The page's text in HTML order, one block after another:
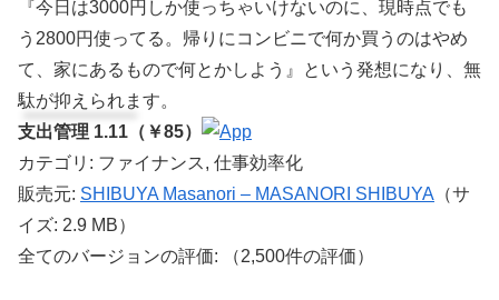
『今日は3000円しか使っちゃいけないのに、現時点でも
う2800円使ってる。帰りにコンビニで何か買うのはやめ
て、家にあるもので何とかしよう』という発想になり、無
駄が抑えられます。
支出管理 1.11（￥85）
カテゴリ: ファイナンス, 仕事効率化
販売元: SHIBUYA Masanori – MASANORI SHIBUYA （サ
イズ: 2.9 MB）
全てのバージョンの評価:
（2,500件の評価）